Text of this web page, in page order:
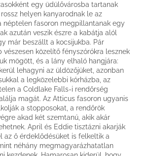
egy üdülővárosba tartanak
helyen kanyarodnak le az
néptelen fasoron megpillantanak egy
azután veszik észre a kabátja alól
már beszállt a kocsijukba. Pár
közelítő fényszórókra lesznek
mögött, és a lány elhaló hangjára:
lehagyni az üldözőjüket, azonban
a legközelebbi kórházba, az
a Coldlake Falls-i rendőrség
magát. Az Atticus fasoron ugyanis
a stopposokat, a rendőrök
akad két szemtanú, akik akár
April és Eddie tisztázni akarják
az ő érdeklődésüket is felkeltik a
néhány megmagyarázhatatlan